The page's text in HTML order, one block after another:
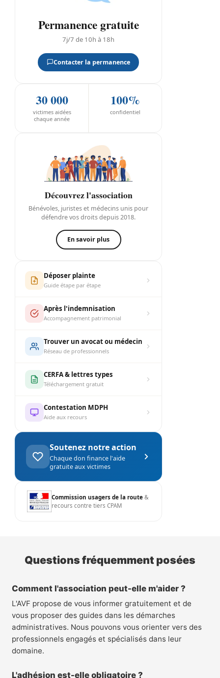
Permanence gratuite
7j/7 de 10h à 18h
Contacter la permanence
30 000
victimes aidées
chaque année
100%
confidentiel
Découvrez l'association
Bénévoles, juristes et médecins unis pour
défendre vos droits depuis 2018.
En savoir plus
Déposer plainte
Guide étape par étape
Après l'indemnisation
Accompagnement patrimonial
Trouver un avocat ou médecin
Réseau de professionnels
CERFA & lettres types
Téléchargement gratuit
Contestation MDPH
Aide aux recours
Soutenez notre action
Chaque don finance l'aide
gratuite aux victimes
Commission usagers de la route &
recours contre tiers CPAM
Questions fréquemment posées
Comment l'association peut-elle m'aider ?
L'AVF propose de vous informer gratuitement et de
vous proposer des guides dans les démarches
administratives. Nous pouvons vous orienter vers des
professionnels engagés et spécialisés dans leur
domaine.
L'adhésion est-elle obligatoire ?